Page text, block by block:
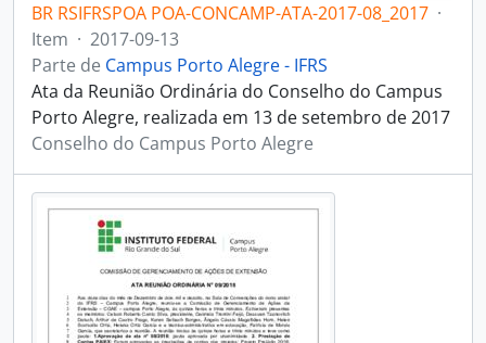
BR RSIFRSPOA POA-CONCAMP-ATA-2017-08_2017 ·
Item · 2017-09-13
Parte de Campus Porto Alegre - IFRS
Ata da Reunião Ordinária do Conselho do Campus
Porto Alegre, realizada em 13 de setembro de 2017
Conselho do Campus Porto Alegre